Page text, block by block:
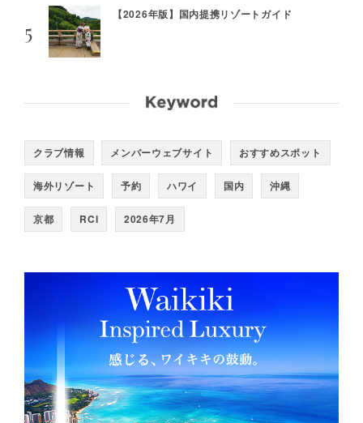
【2026年版】国内提携リゾートガイド
クラブ情報 メンバーウェブサイト おすすめスポット
海外リゾート 予約 ハワイ 国内 沖縄
京都 RCI 2026年7月